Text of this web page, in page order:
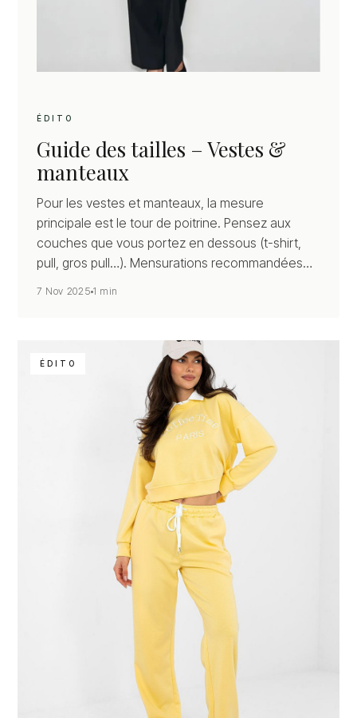
ÉDITO
Guide des tailles – Vestes &
manteaux
Pour les vestes et manteaux, la mesure
principale est le tour de poitrine. Pensez aux
couches que vous portez en dessous (t-shirt,
pull, gros pull…). Mensurations recommandées
7 Nov 2025 1 min
ÉDITO